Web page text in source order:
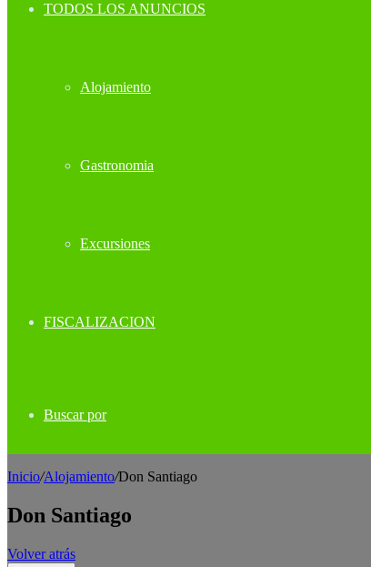
TODOS LOS ANUNCIOS
Alojamiento
Gastronomia
Excursiones
FISCALIZACION
Buscar por
Inicio/Alojamiento/Don Santiago
Don Santiago
Volver atrás